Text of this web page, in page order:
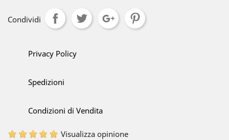
Condividi
Privacy Policy
Spedizioni
Condizioni di Vendita
Visualizza opinione